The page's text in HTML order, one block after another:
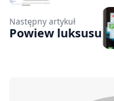
Następny artykuł
Powiew luksusu